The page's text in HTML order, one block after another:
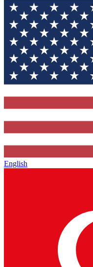
English